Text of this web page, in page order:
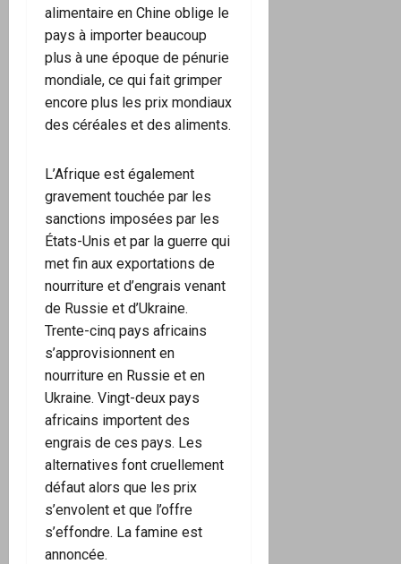
alimentaire en Chine oblige le
pays à importer beaucoup
plus à une époque de pénurie
mondiale, ce qui fait grimper
encore plus les prix mondiaux
des céréales et des aliments.
L’Afrique est également
gravement touchée par les
sanctions imposées par les
États-Unis et par la guerre qui
met fin aux exportations de
nourriture et d’engrais venant
de Russie et d’Ukraine.
Trente-cinq pays africains
s’approvisionnent en
nourriture en Russie et en
Ukraine. Vingt-deux pays
africains importent des
engrais de ces pays. Les
alternatives font cruellement
défaut alors que les prix
s’envolent et que l’offre
s’effondre. La famine est
annoncée.